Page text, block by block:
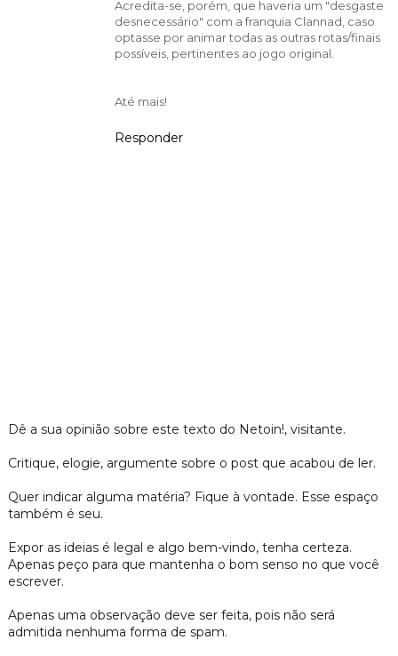
Acredita-se, porém, que haveria um "desgaste
desnecessário" com a franquia Clannad, caso
optasse por animar todas as outras rotas/finais
possíveis, pertinentes ao jogo original.
Até mais!
Responder
Dê a sua opinião sobre este texto do Netoin!, visitante.
Critique, elogie, argumente sobre o post que acabou de ler.
Quer indicar alguma matéria? Fique à vontade. Esse espaço
também é seu.
Expor as ideias é legal e algo bem-vindo, tenha certeza.
Apenas peço para que mantenha o bom senso no que você
escrever.
Apenas uma observação deve ser feita, pois não será
admitida nenhuma forma de spam.